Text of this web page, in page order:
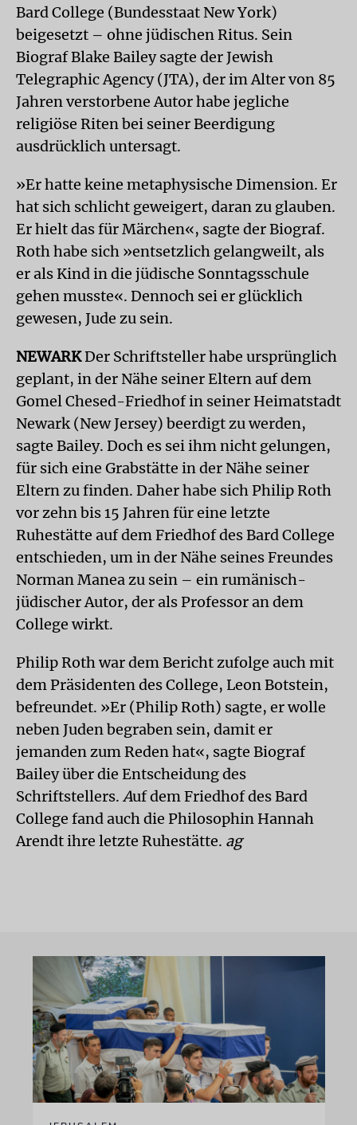
Bard College (Bundesstaat New York)
beigesetzt – ohne jüdischen Ritus. Sein
Biograf Blake Bailey sagte der Jewish
Telegraphic Agency (JTA), der im Alter von 85
Jahren verstorbene Autor habe jegliche
religiöse Riten bei seiner Beerdigung
ausdrücklich untersagt.
»Er hatte keine metaphysische Dimension. Er
hat sich schlicht geweigert, daran zu glauben.
Er hielt das für Märchen«, sagte der Biograf.
Roth habe sich »entsetzlich gelangweilt, als
er als Kind in die jüdische Sonntagsschule
gehen musste«. Dennoch sei er glücklich
gewesen, Jude zu sein.
NEWARKDer Schriftsteller habe ursprünglich
geplant, in der Nähe seiner Eltern auf dem
Gomel Chesed-Friedhof in seiner Heimatstadt
Newark (New Jersey) beerdigt zu werden,
sagte Bailey. Doch es sei ihm nicht gelungen,
für sich eine Grabstätte in der Nähe seiner
Eltern zu finden. Daher habe sich Philip Roth
vor zehn bis 15 Jahren für eine letzte
Ruhestätte auf dem Friedhof des Bard College
entschieden, um in der Nähe seines Freundes
Norman Manea zu sein – ein rumänisch-
jüdischer Autor, der als Professor an dem
College wirkt.
Philip Roth war dem Bericht zufolge auch mit
dem Präsidenten des College, Leon Botstein,
befreundet. »Er (Philip Roth) sagte, er wolle
neben Juden begraben sein, damit er
jemanden zum Reden hat«, sagte Biograf
Bailey über die Entscheidung des
Schriftstellers. Auf dem Friedhof des Bard
College fand auch die Philosophin Hannah
Arendt ihre letzte Ruhestätte. ag